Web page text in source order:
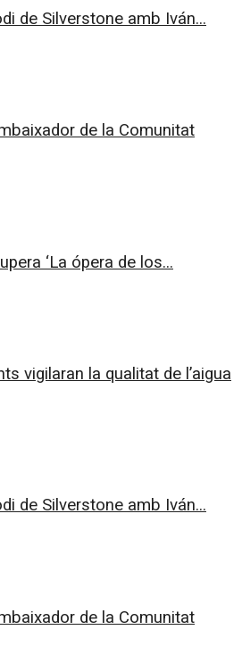
de Silverstone amb Iván...
de la Comunitat
‘La ópera de los...
vigilaran la qualitat de l’aigua
de Silverstone amb Iván...
de la Comunitat